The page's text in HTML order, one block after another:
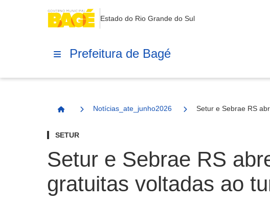
Estado do Rio Grande do Sul
Prefeitura de Bagé
Página Inicial
Notícias_ate_junho2026 Setur e Sebrae RS
SETUR
Setur e Sebrae RS
gratuitas voltadas ao